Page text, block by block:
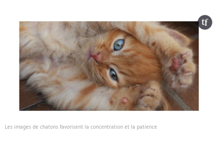
Les images de chatons favorisent la concentration et la patience